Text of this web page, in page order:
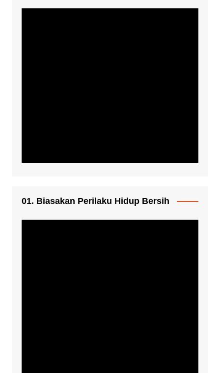
01. Biasakan Perilaku Hidup Bersih